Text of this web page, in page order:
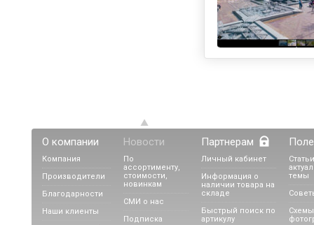
О компании
Компания
Производители
Благодарности
Наши клиенты
Новости
По
ассортименту,
стоимости,
новинкам
СМИ о нас
Подписка
Партнерам
Личный кабинет
Информация о
наличии товара на
складе
Быстрый поиск по
артикулу
темы